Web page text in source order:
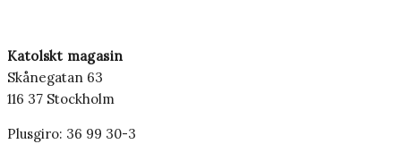
Katolskt magasin
Skånegatan 63
116 37 Stockholm
Plusgiro: 36 99 30-3